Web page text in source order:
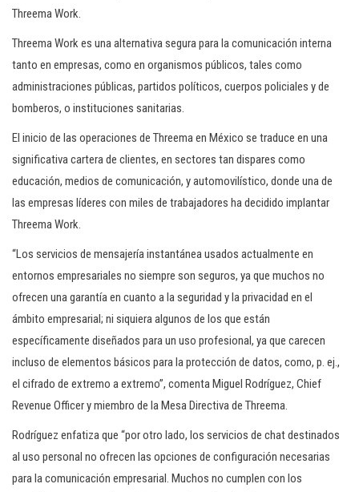
Threema Work.
Threema Work es una alternativa segura para la comunicación interna
tanto en empresas, como en organismos públicos, tales como
administraciones públicas, partidos políticos, cuerpos policiales y de
bomberos, o instituciones sanitarias.
El inicio de las operaciones de Threema en México se traduce en una
significativa cartera de clientes, en sectores tan dispares como
educación, medios de comunicación, y automovilístico, donde una de
las empresas líderes con miles de trabajadores ha decidido implantar
Threema Work.
“Los servicios de mensajería instantánea usados actualmente en
entornos empresariales no siempre son seguros, ya que muchos no
ofrecen una garantía en cuanto a la seguridad y la privacidad en el
ámbito empresarial; ni siquiera algunos de los que están
específicamente diseñados para un uso profesional, ya que carecen
incluso de elementos básicos para la protección de datos, como, p. ej.,
el cifrado de extremo a extremo”, comenta Miguel Rodríguez, Chief
Revenue Officer y miembro de la Mesa Directiva de Threema.
Rodríguez enfatiza que “por otro lado, los servicios de chat destinados
al uso personal no ofrecen las opciones de configuración necesarias
para la comunicación empresarial. Muchos no cumplen con los